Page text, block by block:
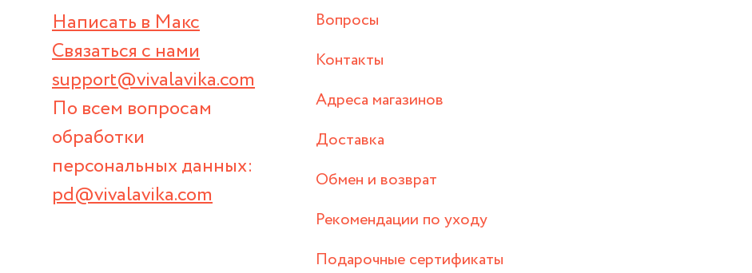
Написать в Макс
Связаться с нами
support@vivalavika.com
По всем вопросам
обработки
персональных данных:
pd@vivalavika.com
Вопросы
Контакты
Адреса магазинов
Доставка
Обмен и возврат
Рекомендации по уходу
Подарочные сертификаты